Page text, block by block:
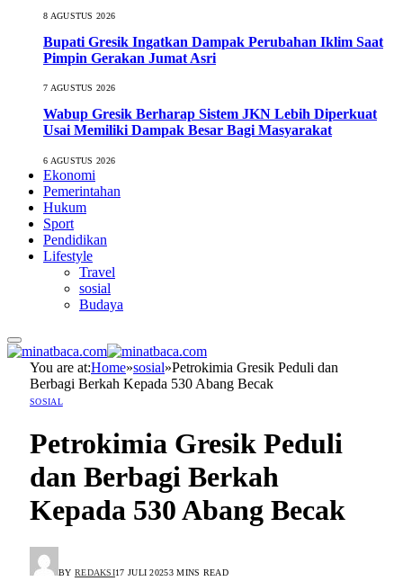
8 AGUSTUS 2026
Bupati Gresik Ingatkan Dampak Perubahan Iklim Saat
Pimpin Gerakan Jumat Asri
7 AGUSTUS 2026
Wabup Gresik Berharap Sistem JKN Lebih Diperkuat
Usai Memiliki Dampak Besar Bagi Masyarakat
6 AGUSTUS 2026
Ekonomi
Pemerintahan
Hukum
Sport
Pendidikan
Lifestyle
Travel
sosial
Budaya
You are at:Home»sosial»Petrokimia Gresik Peduli dan
Berbagi Berkah Kepada 530 Abang Becak
SOSIAL
Petrokimia Gresik Peduli
dan Berbagi Berkah
Kepada 530 Abang Becak
BY REDAKSI17 JULI 20253 MINS READ